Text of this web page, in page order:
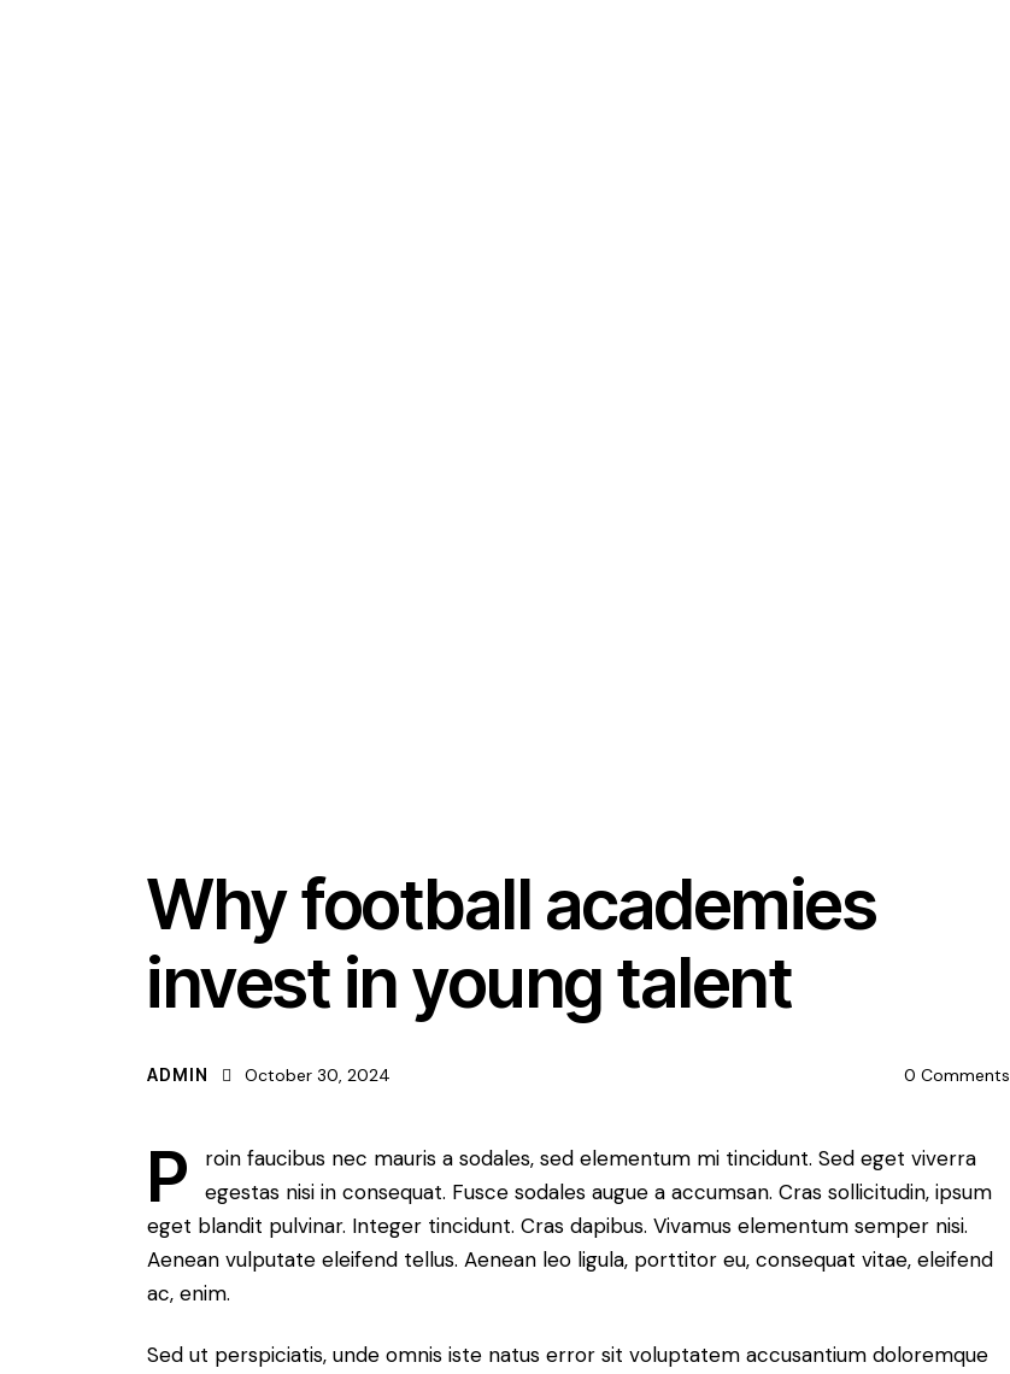
Why football academies
invest in young talent
ADMIN October 30, 2024 0 Comments
P
roin faucibus nec mauris a sodales, sed elementum mi tincidunt. Sed eget viverra
egestas nisi in consequat. Fusce sodales augue a accumsan. Cras sollicitudin, ipsum
eget blandit pulvinar. Integer tincidunt. Cras dapibus. Vivamus elementum semper nisi.
Aenean vulputate eleifend tellus. Aenean leo ligula, porttitor eu, consequat vitae, eleifend
ac, enim.
Sed ut perspiciatis, unde omnis iste natus error sit voluptatem accusantium doloremque